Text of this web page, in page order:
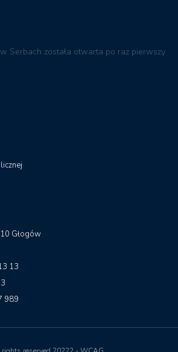
Serbach została otwarta po raz pierwszy
Głogów
13
989